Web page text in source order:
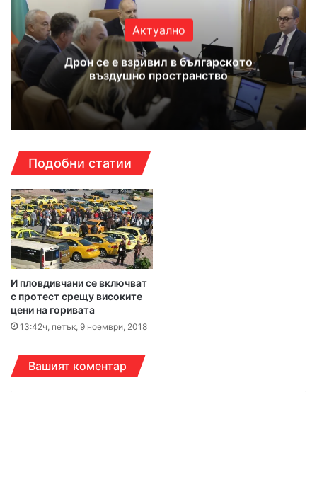
Актуално
Дрон се е взривил в българското
въздушно пространство
Подобни статии
И пловдивчани се включват
с протест срещу високите
цени на горивата
13:42ч, петък, 9 ноември, 2018
Вашият коментар